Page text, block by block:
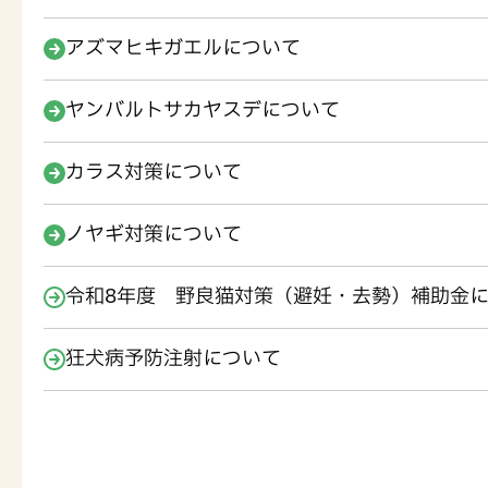
アズマヒキガエルについて
ヤンバルトサカヤスデについて
カラス対策について
ノヤギ対策について
令和8年度 野良猫対策（避妊・去勢）補助金
狂犬病予防注射について